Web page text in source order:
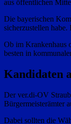
aus öffentlichen
Die bayerischen
sicherzustellen
Ob im Krankenhaus
besten in
Kandidaten
Der ver.di-OV
Bürgermeisterämter
Dabei sollten die